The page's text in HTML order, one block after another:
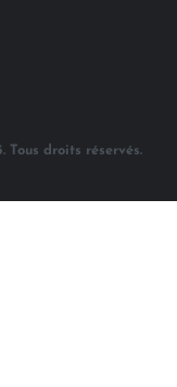
droits réservés.